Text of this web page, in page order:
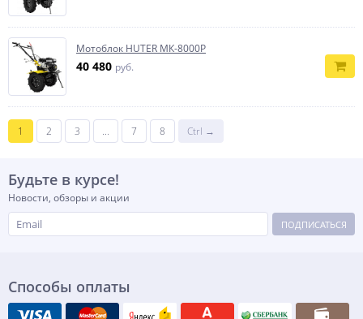
Мотоблок HUTER МК-8000Р
40 480 руб.
1 2 3 ... 7 8 Ctrl →
Будьте в курсе!
Новости, обзоры и акции
ПОДПИСАТЬСЯ
Способы оплаты